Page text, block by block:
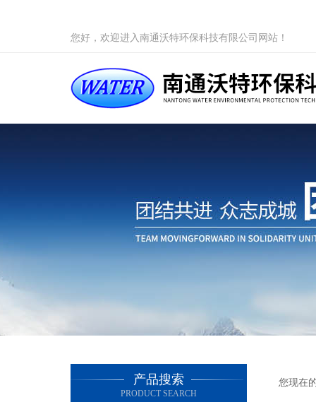
您好，欢迎进入南通沃特环保科技有限公司网站！
产品搜索
PRODUCT SEARCH
您现在